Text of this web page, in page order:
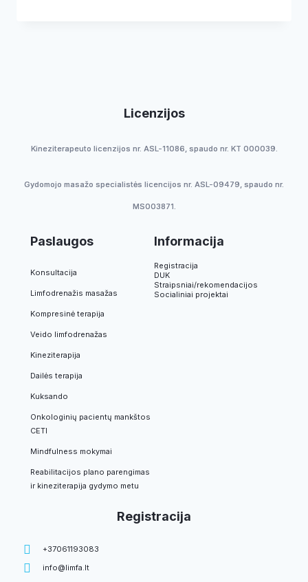
Licenzijos
Kineziterapeuto licenzijos nr. ASL-11086, spaudo nr. KT 000039.
Gydomojo masažo specialistės licencijos nr. ASL-09479, spaudo nr.
MS003871.
Paslaugos
Konsultacija
Limfodrenažis masažas
Kompresinė terapija
Veido limfodrenažas
Kineziterapija
Dailės terapija
Kuksando
Onkologinių pacientų mankštos
CETI
Mindfulness mokymai
Reabilitacijos plano parengimas
ir kineziterapija gydymo metu
Informacija
Registracija
DUK
Straipsniai/rekomendacijos
Socialiniai projektai
Registracija
+37061193083
info@limfa.lt